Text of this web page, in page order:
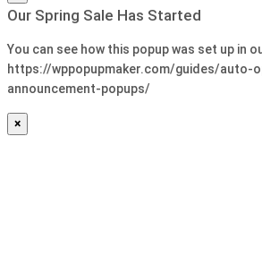
Our Spring Sale Has Started
You can see how this popup was set up in
https://wppopupmaker.com/guides/auto-
announcement-popups/
×